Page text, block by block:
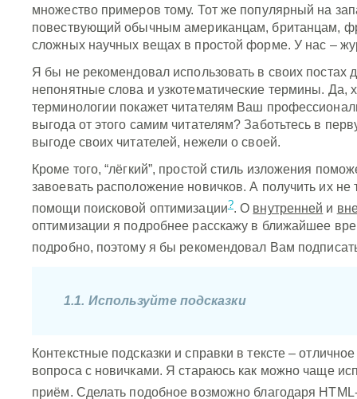
множество примеров тому. Тот же популярный на
повествующий обычным американцам, британцам,
сложных научных вещах в простой форме. У нас –
Я бы не рекомендовал использовать в своих постах
непонятные слова и узкотематические термины. Да,
терминологии покажет читателям Ваш
выгода от этого самим читателям? Заботьтесь в
выгоде своих читателей, нежели о своей.
Кроме того, “лёгкий”, простой стиль изложения
завоевать расположение новичков. А получить их не
помощи поисковой оптимизации?. О внутренней и
оптимизации я подробнее расскажу в ближайшее
подробно, поэтому я бы рекомендовал Вам
1.1. Используйте подсказки
Контекстные подсказки и справки в тексте –
вопроса с новичками. Я стараюсь как можно чаще
приём. Сделать подобное возможно благодаря HTML-